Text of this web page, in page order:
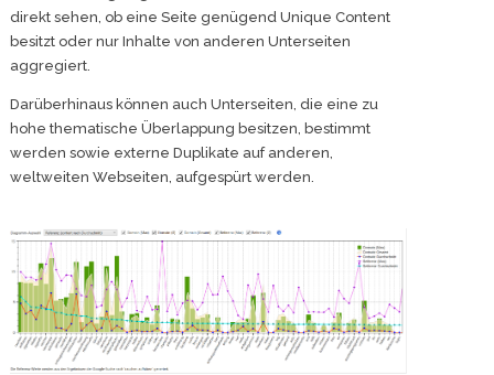
direkt sehen, ob eine Seite genügend Unique Content
besitzt oder nur Inhalte von anderen Unterseiten
aggregiert.
Darüberhinaus können auch Unterseiten, die eine zu
hohe thematische Überlappung besitzen, bestimmt
werden sowie externe Duplikate auf anderen,
weltweiten Webseiten, aufgespürt werden.